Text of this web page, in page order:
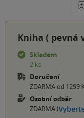
Kniha ( pevná
Skladem
2 ks
Doručení
ZDARMA od 1299
Osobní odběr
ZDARMA (